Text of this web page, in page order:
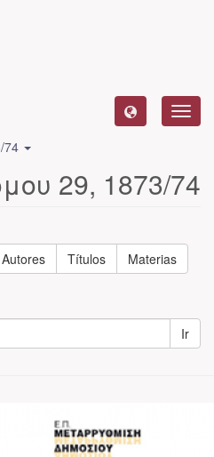
74
29, 1873/74
Autores Títulos Materias
Ir